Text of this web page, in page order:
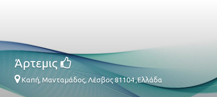
Άρτεμις
Καπή,Μανταμάδος,Λέσβος81104,Ελλάδα